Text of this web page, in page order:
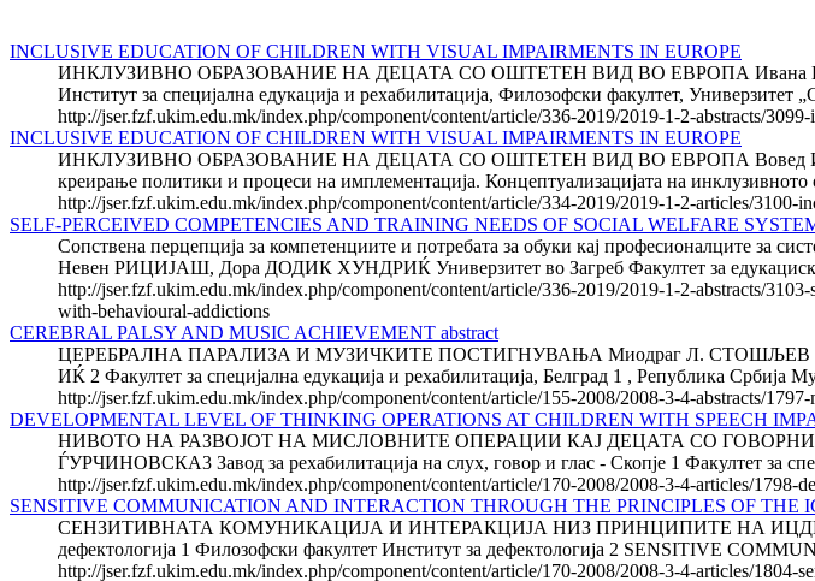
INCLUSIVE EDUCATION OF CHILDREN WITH VISUAL IMPAIRMENTS IN EUROPE
ИНКЛУЗИВНО ОБРАЗОВАНИЕ НА ДЕЦАТА СО ОШТЕТЕН ВИД ВО ЕВРОПА Ивана
Институт за специјална едукација и рехабилитација, Филозофски факултет, Универзитет
http://jser.fzf.ukim.edu.mk/index.php/component/content/article/336-2019/2019-1-2-abstracts/
INCLUSIVE EDUCATION OF CHILDREN WITH VISUAL IMPAIRMENTS IN EUROPE
ИНКЛУЗИВНО ОБРАЗОВАНИЕ НА ДЕЦАТА СО ОШТЕТЕН ВИД ВО ЕВРОПА Вовед
креирање политики и процеси на имплементација. Концептуализацијата на инклузивното
http://jser.fzf.ukim.edu.mk/index.php/component/content/article/334-2019/2019-1-2-articles/
SELF-PERCEIVED COMPETENCIES AND TRAINING NEEDS OF SOCIAL WELFARE
Сопствена перцепција за компетенциите и потребата за обуки кај професионалците за
Невен РИЦИЈАШ, Дора ДОДИК ХУНДРИЌ Универзитет во Загреб Факултет за
http://jser.fzf.ukim.edu.mk/index.php/component/content/article/336-2019/2019-1-2-abstracts/
with-behavioural-addictions
CEREBRAL PALSY AND MUSIC ACHIEVEMENT abstract
ЦЕРЕБРАЛНА ПАРАЛИЗА И МУЗИЧКИТЕ ПОСТИГНУВАЊА Миодраг Л. СТОШЉЕВ
ИЌ 2 Факултет за специјална едукација и рехабилитација, Белград 1 , Република Србија
http://jser.fzf.ukim.edu.mk/index.php/component/content/article/155-2008/2008-3-4-abstracts/
DEVELOPMENTAL LEVEL OF THINKING OPERATIONS AT CHILDREN WITH SPEECH
НИВОТО НА РАЗВОЈОТ НА МИСЛОВНИТЕ ОПЕРАЦИИ КАЈ ДЕЦАТА СО ГОВОРНИ
ЃУРЧИНОВСКА3 Завод за рехабилитација на слух, говор и глас - Скопје 1 Факултет за
http://jser.fzf.ukim.edu.mk/index.php/component/content/article/170-2008/2008-3-4-articles/
SENSITIVE COMMUNICATION AND INTERACTION THROUGH THE PRINCIPLES OF THE
СЕНЗИТИВНАТА КОМУНИКАЦИЈА И ИНТЕРАКЦИЈА НИЗ ПРИНЦИПИТЕ НА ИЦДП-
дефектологија 1 Филозофски факултет Институт за дефектологија 2 SENSITIVE
http://jser.fzf.ukim.edu.mk/index.php/component/content/article/170-2008/2008-3-4-articles/